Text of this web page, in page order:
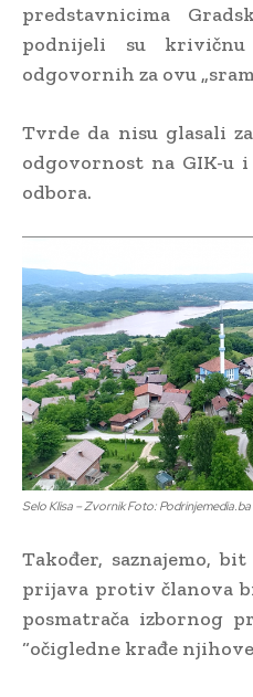
predstavnicima
podnijeli su
odgovornih za ovu
Tvrde da nisu glasali
odgovornost na GIK-u
odbora.
Selo Klisa – Zvornik Foto: Podrinjemedia.ba
Također, saznajemo,
prijava protiv članova
posmatrača izbornog
“očigledne krađe